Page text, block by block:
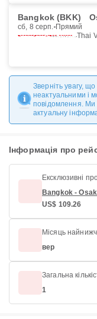
Bangkok (BKK)
сб, 8 серп. Прямий
Thai
Зверніть увагу,
неактуальними і
повідомлення. Ми
актуальну
Інформація про
Ексклюзивні
Bangkok -
US$ 109.26
Місяць
вер
Загальна
1